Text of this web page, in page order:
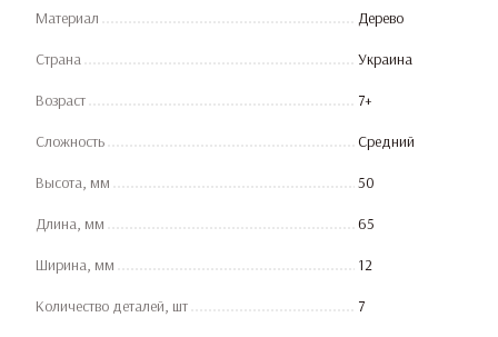
Материал Дерево
Страна Украина
Возраст 7+
Сложность Средний
Высота, мм 50
Длина, мм 65
Ширина, мм 12
Количество деталей, шт 7